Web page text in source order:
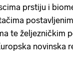
prstiju i
te željezničkim
novinska